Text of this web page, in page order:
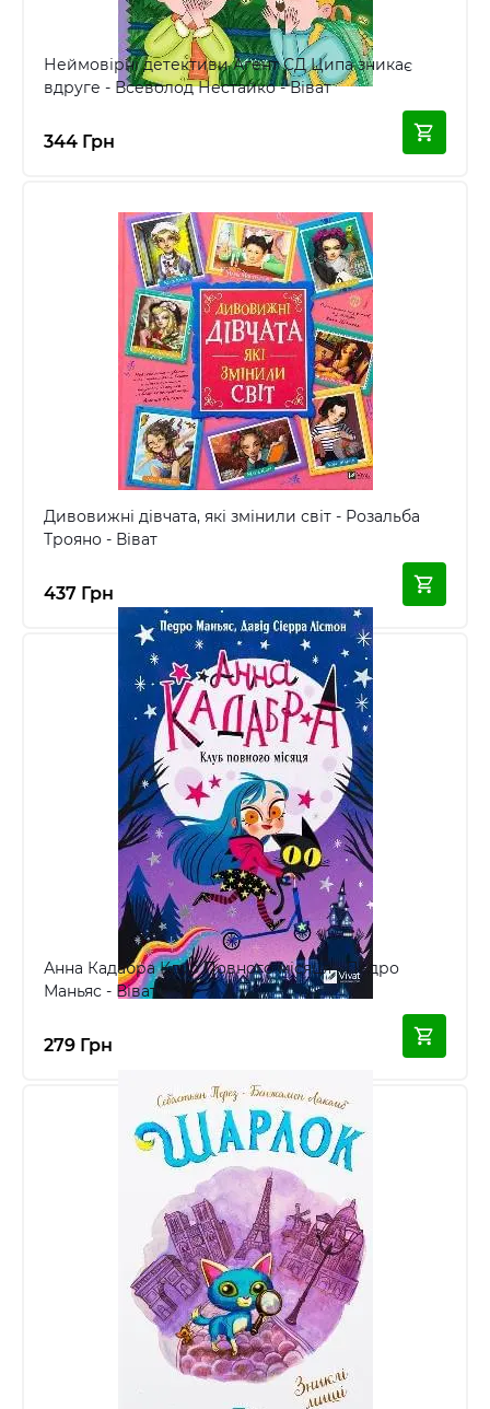
Неймовірні детективи Агент СД Ципа зникає
вдруге - Всеволод Нестайко - Віват
344 Грн
Дивовижні дівчата, які змінили світ - Розальба
Трояно - Віват
437 Грн
Анна Кадабра Клуб Повного місяця - Педро
Маньяс - Віват
279 Грн